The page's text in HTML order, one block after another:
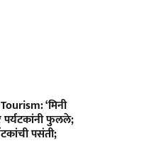
‘मिनी
पर्यटकांनी फुलले;
पसंती;